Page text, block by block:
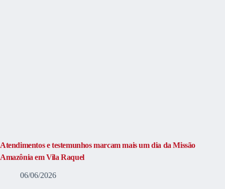
Atendimentos e testemunhos marcam mais um dia da Missão
Amazônia em Vila Raquel
06/06/2026